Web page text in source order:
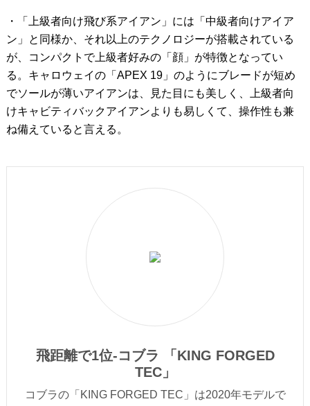
・「上級者向け飛び系アイアン」には「中級者向けアイア
ン」と同様か、それ以上のテクノロジーが搭載されている
が、コンパクトで上級者好みの「顔」が特徴となってい
る。キャロウェイの「APEX 19」のようにブレードが短め
でソールが薄いアイアンは、見た目にも美しく、上級者向
けキャビティバックアイアンよりも易しくて、操作性も兼
ね備えていると言える。
飛距離で1位-コブラ 「KING FORGED
TEC」
コブラの「KING FORGED TEC」は2020年モデルで